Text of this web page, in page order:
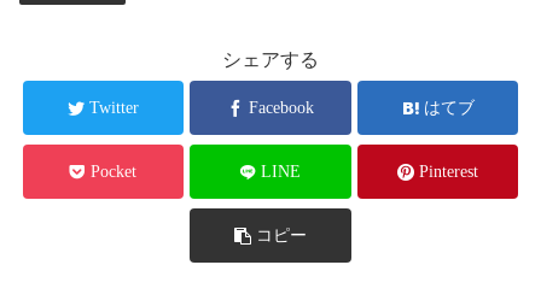
シェアする
Twitter Facebook はてブ
Pocket LINE Pinterest
コピー